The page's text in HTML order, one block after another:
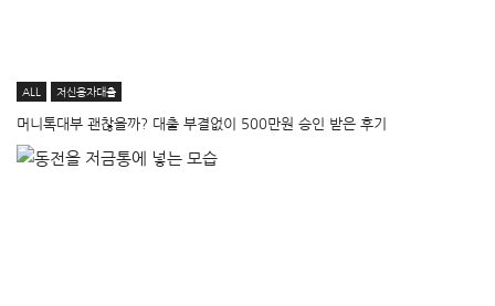
ALL 저신용자대출
머니톡대부 괜찮을까? 대출 부결없이 500만원 승인 받은 후기